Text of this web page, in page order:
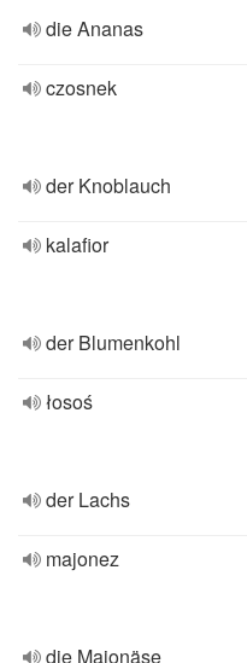
die Ananas
czosnek
der Knoblauch
kalafior
der Blumenkohl
łosoś
der Lachs
majonez
die Majonäse